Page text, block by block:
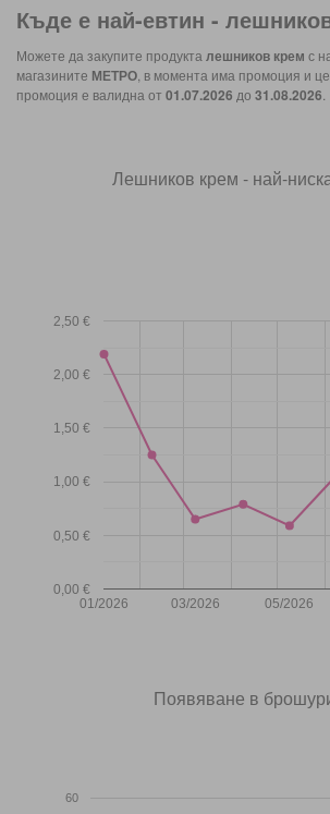
Къде е най-евтин -
Можете да закупите продукта лешников крем с
магазините МЕТРО , в момента има промоция и
промоция е валидна от 01.07.2026 до 31.08.2026
Лешников крем - най-
01/2026 03/2026 05/2026
0,00 €
0,50 €
1,00 €
1,50 €
2,00 €
2,50 €
Появяване в
60